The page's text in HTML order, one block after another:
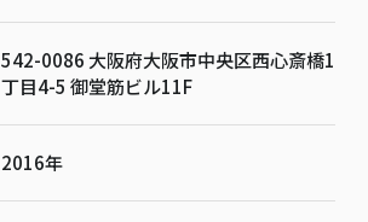
542-0086 大阪府大阪市中央区西心斎橋1
丁目4-5 御堂筋ビル11F
2016年